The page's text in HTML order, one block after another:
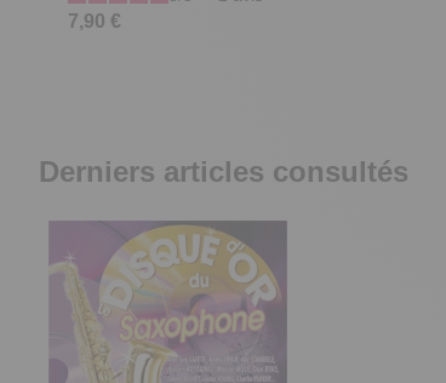
7,90 €
Derniers articles consultés